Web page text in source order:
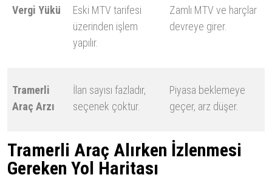
Vergi Yükü
Eski MTV tarifesi
üzerinden işlem
yapılır.
Zamlı MTV ve harçlar
devreye girer.
Tramerli
Araç Arzı
İlan sayısı fazladır,
seçenek çoktur.
Piyasa beklemeye
geçer, arz düşer.
Tramerli Araç Alırken İzlenmesi
Gereken Yol Haritası